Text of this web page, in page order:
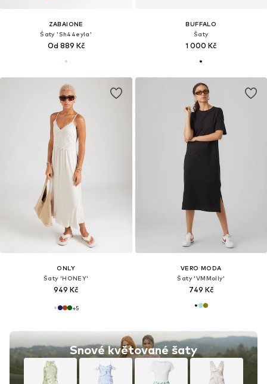
ZABAIONE
Šaty 'Sh44eyla'
Od 889 Kč
BUFFALO
Šaty
1 000 Kč
ONLY
Šaty 'HONEY'
949 Kč
+5
Snové květované šaty
VERO MODA
Šaty 'VMMolly'
749 Kč